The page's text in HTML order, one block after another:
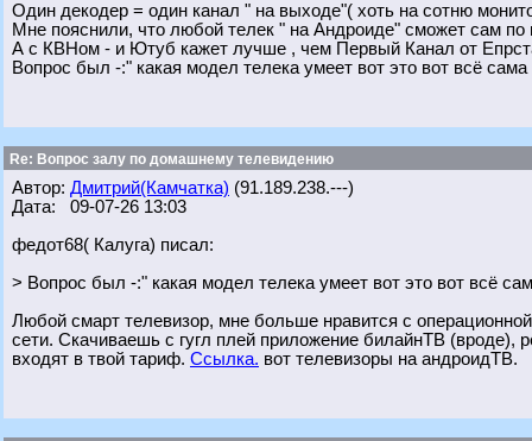
Один декодер = один канал " на выходе"( хоть на сотню
Мне пояснили, что любой телек " на Андроиде" сможет сам
А с КВНом - и Ютуб кажет лучше , чем Первый Канал от
Вопрос был -:" какая модел телека умеет вот это вот всё сама
Re: Вопрос залу по домашнему телевидению
Автор: Дмитрий(Камчатка) (91.189.238.---)
Дата: 09-07-26 13:03
федот68( Калуга) писал:
> Вопрос был -:" какая модел телека умеет вот это вот всё
Любой смарт телевизор, мне больше нравится с
сети. Скачиваешь с гугл плей приложение билайнТВ (вроде),
входят в твой тариф. Ссылка. вот телевизоры на андроидТВ.